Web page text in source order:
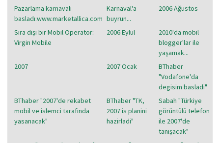
Pazarlama karnavalı
basladı:www.marketallica.com
Karnaval'a
buyrun...
2006 Ağustos
Sıra dışı bir Mobil Operatör:
Virgin Mobile
2006 Eylül
2010'da mobil
blogger'lar ile
yaşamak...
2007
2007 Ocak
BThaber
"Vodafone'da
degisim basladi"
BThaber "2007'de rekabet
mobil ve islemci tarafinda
yasanacak"
BThaber "TK,
2007 is planini
hazirladi"
Sabah "Türkiye
görüntülü telefon
ile 2007'de
tanışacak"